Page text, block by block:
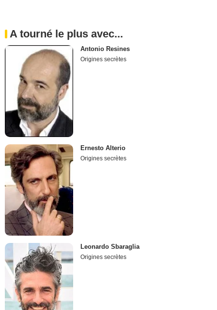
A tourné le plus avec...
Antonio Resines
Origines secrètes
Ernesto Alterio
Origines secrètes
Leonardo Sbaraglia
Origines secrètes